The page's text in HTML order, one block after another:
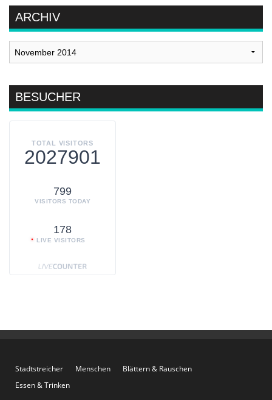
ARCHIV
Archiv
BESUCHER
TOTAL VISITORS
2027901
799
VISITORS TODAY
178
LIVE VISITORS
Stadtstreicher Menschen
Blättern & Rauschen
Essen & Trinken